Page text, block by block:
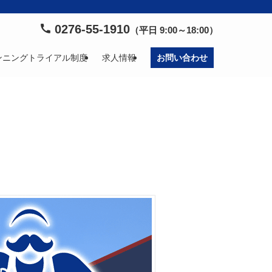
ニングトライアル制度 求人情報 お問い合わせ
0276-55-1910 （平日 9:00～18:00）